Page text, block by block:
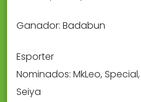
Ganador: Badabun
Esporter
Nominados: MkLeo,
Seiya